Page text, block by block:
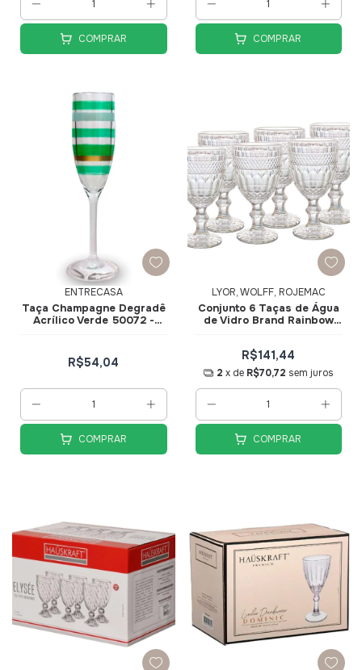
COMPRAR COMPRAR
ENTRECASA
Taça Champagne Degradê
Acrílico Verde 50072 -
R$54,04
COMPRAR
LYOR, WOLFF, ROJEMAC
Conjunto 6 Taças de Água
de Vidro Brand Rainbow
R$141,44
2 x de R$70,72 sem juros
COMPRAR